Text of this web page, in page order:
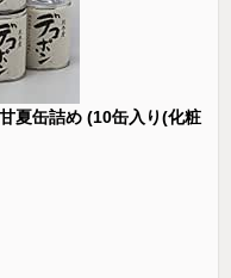
夏缶詰め (10缶入り(化粧